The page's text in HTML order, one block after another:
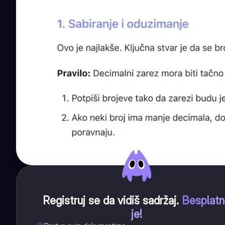
Registruj se da vidiš sadržaj.
je!